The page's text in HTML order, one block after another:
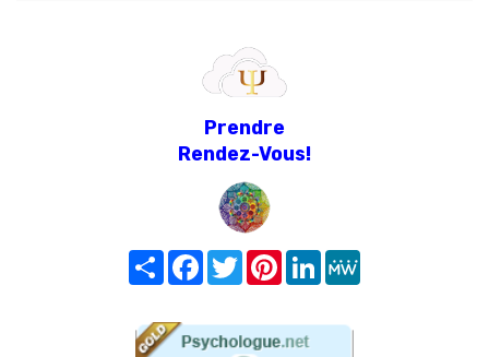
Prendre
Rendez-Vous!
Share FacebookTwitterPinterest
LinkedIn